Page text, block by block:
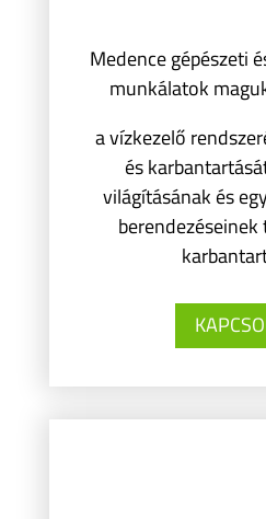
Medence gépészeti
munkálatok
a vízkezelő
és
világításának és